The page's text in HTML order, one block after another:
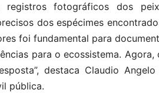
registros fotográficos dos
dos espécimes
foi fundamental para
para o ecossistema. Agora,
destaca Claudio Angelo
pública.